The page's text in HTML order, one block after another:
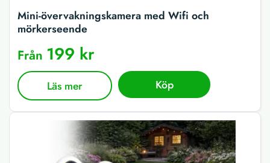
Mini-övervakningskamera med Wifi och
mörkerseende
Från 199 kr
Läs mer Köp